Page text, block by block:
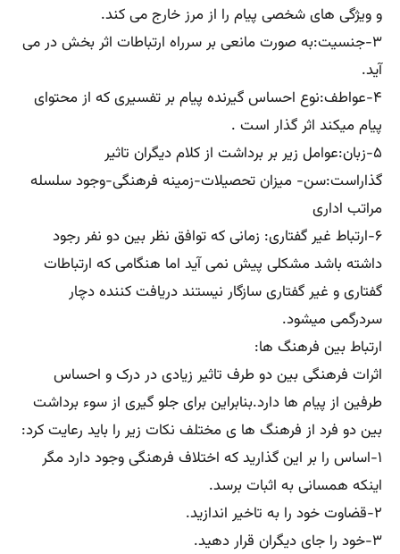
و ویژگی های شخصی پیام را از مرز خارج می کند.
۳-جنسیت:به صورت مانعی بر سرراه ارتباطات اثر بخش در می
آید.
۴-عواطف:نوع احساس گیرنده پیام بر تفسیری که از محتوای
پیام میکند اثر گذار است .
۵-زبان:عوامل زیر بر برداشت از کلام دیگران تاثیر
گذاراست:سن- میزان تحصیلات-زمینه فرهنگی-وجود سلسله
مراتب اداری
۶-ارتباط غیر گفتاری: زمانی که توافق نظر بین دو نفر رجود
داشته باشد مشکلی پیش نمی آید اما هنگامی که ارتباطات
گفتاری و غیر گفتاری سازگار نیستند دریافت کننده دچار
سردرگمی میشود.
ارتباط بین فرهنگ ها:
اثرات فرهنگی بین دو طرف تاثیر زیادی در درک و احساس
طرفین از پیام ها دارد.بنابراین برای جلو گیری از سوء برداشت
بین دو فرد از فرهنگ ها ی مختلف نکات زیر را باید رعایت کرد:
۱-اساس را بر این گذارید که اختلاف فرهنگی وجود دارد مگر
اینکه همسانی به اثبات برسد.
۲-قضاوت خود را به تاخیر اندازید.
۳-خود را جای دیگران قرار دهید.